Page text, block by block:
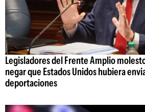
Legisladores del Frente Amplio
negar que Estados Unidos hubiera
deportaciones